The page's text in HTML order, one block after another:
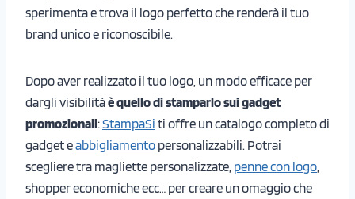
sperimenta e trova il logo perfetto che renderà il tuo
brand unico e riconoscibile.
Dopo aver realizzato il tuo logo, un modo efficace per
dargli visibilitàè quello di stamparlo sui gadget
promozionali:StampaSi ti offre un catalogo completo di
gadget eabbigliamento personalizzabili. Potrai
scegliere tra magliette personalizzate, penne con logo
shopper economiche ecc… per creare un omaggio che